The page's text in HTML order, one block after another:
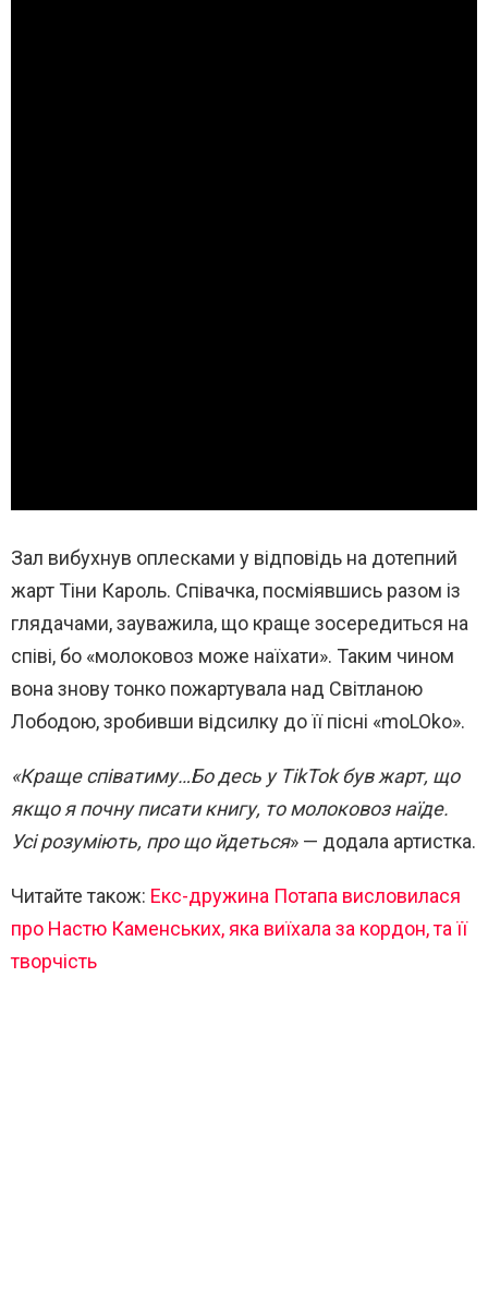
Зал вибухнув оплесками у відповідь на дотепний
жарт Тіни Кароль. Співачка, посміявшись разом із
глядачами, зауважила, що краще зосередиться на
співі, бо «молоковоз може наїхати». Таким чином
вона знову тонко пожартувала над Світланою
Лободою, зробивши відсилку до її пісні «moLOko».
«Краще співатиму…Бо десь у TikTok був жарт, що
якщо я почну писати книгу, то молоковоз наїде.
Усі розуміють, про що йдеться» — додала артистка.
Читайте також: Екс-дружина Потапа висловилася
про Настю Каменських, яка виїхала за кордон, та її
творчість